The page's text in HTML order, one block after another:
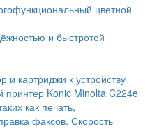
цветной
и быстротой
и картриджи к устройству
Konic Minolta C224e
как печать,
факсов. Скорость